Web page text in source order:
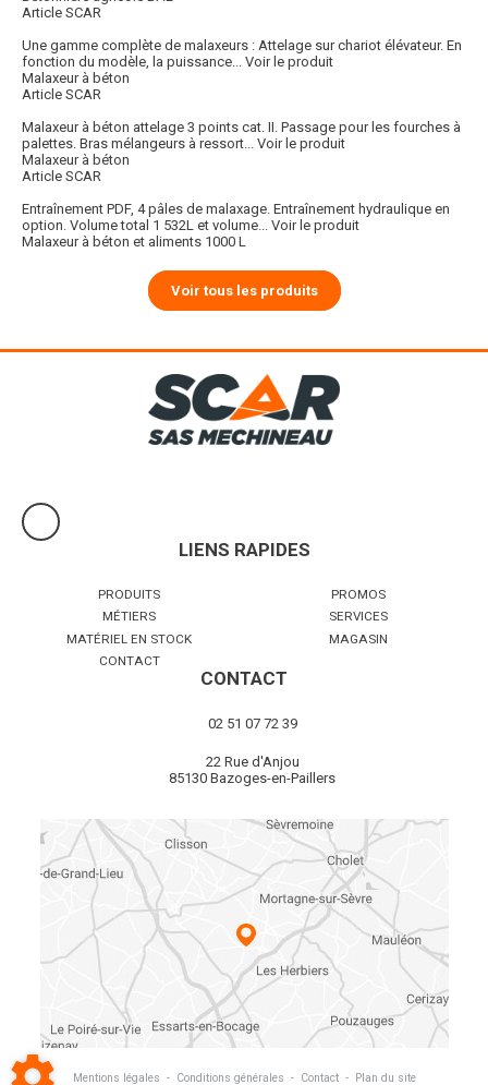
Article SCAR
Une gamme complète de malaxeurs : Attelage sur chariot élévateur. En
fonction du modèle, la puissance... Voir le produit
Malaxeur à béton
Article SCAR
Malaxeur à béton attelage 3 points cat. II. Passage pour les fourches à
palettes. Bras mélangeurs à ressort... Voir le produit
Malaxeur à béton
Article SCAR
Entraînement PDF, 4 pâles de malaxage. Entraînement hydraulique en
option. Volume total 1 532L et volume... Voir le produit
Malaxeur à béton et aliments 1000 L
Voir tous les produits
LIENS RAPIDES
PRODUITS
PROMOS
MÉTIERS
SERVICES
MATÉRIEL EN STOCK
MAGASIN
CONTACT
CONTACT
02 51 07 72 39
22 Rue d'Anjou
85130 Bazoges-en-Paillers
Mentions légales - Conditions générales - Contact - Plan du site